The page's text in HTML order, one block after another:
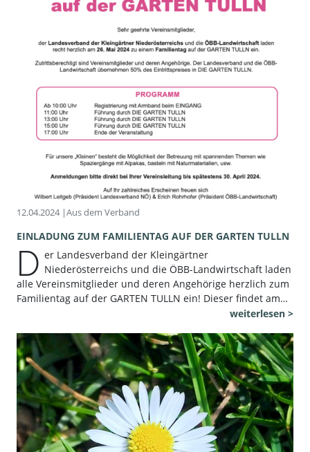
12.04.2024 |Aus dem Verband
EINLADUNG ZUM FAMILIENTAG AUF DER GARTEN TULLN
D er Landesverband der Kleingärtner
Niederösterreichs und die ÖBB-Landwirtschaft laden
alle Vereinsmitglieder und deren Angehörige herzlich zum
Familientag auf der GARTEN TULLN ein! Dieser findet am…
weiterlesen >